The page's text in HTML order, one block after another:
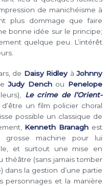
de manichéisme à
plus dommage que faire
bonne idée sur le principe;
quelque peu. L’intérêt
de Daisy Ridley àJohnny
Judy Denchou Penelope
Le crime de l’Orient-
un film policier choral
possible un classique de
Kenneth Branagh est
grosse machine pour lui
et surtout une mise en
théâtre (sans jamais tomber
dans la gestion d’une partie
personnages et la manière